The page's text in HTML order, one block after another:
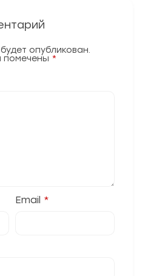
опубликован.
помечены *
Email *